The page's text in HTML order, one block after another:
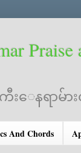
Praise
းေနရာမ်ား
And Chords